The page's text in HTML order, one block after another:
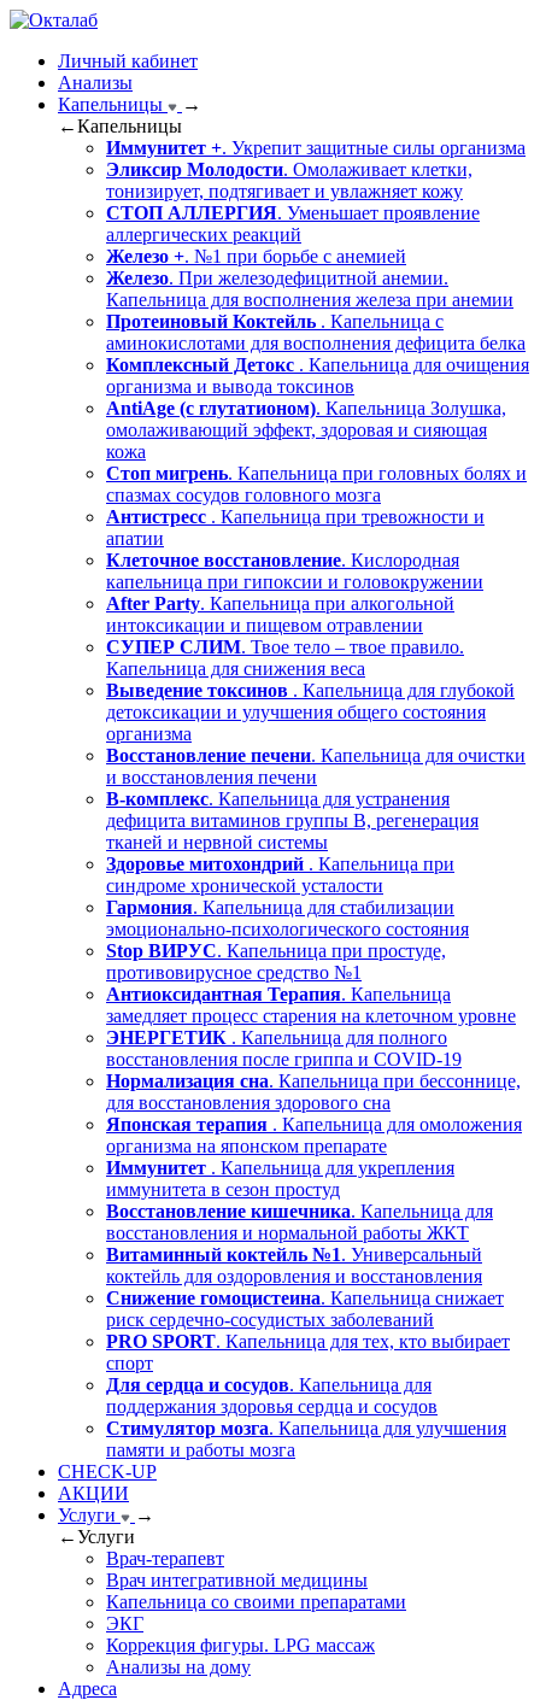
Личный кабинет
Анализы
Капельницы
→
←Капельницы
Иммунитет +. Укрепит защитные силы организма
Эликсир Молодости. Омолаживает клетки,
тонизирует, подтягивает и увлажняет кожу
СТОП АЛЛЕРГИЯ. Уменьшает проявление
аллергических реакций
Железо +. №1 при борьбе с анемией
Железо. При железодефицитной анемии.
Капельница для восполнения железа при анемии
Протеиновый Коктейль . Капельница с
аминокислотами для восполнения дефицита белка
Комплексный Детокс . Капельница для очищения
организма и вывода токсинов
AntiAge (с глутатионом). Капельница Золушка,
омолаживающий эффект, здоровая и сияющая
кожа
Стоп мигрень. Капельница при головных болях и
спазмах сосудов головного мозга
Антистресс . Капельница при тревожности и
апатии
Клеточное восстановление. Кислородная
капельница при гипоксии и головокружении
After Party. Капельница при алкогольной
интоксикации и пищевом отравлении
СУПЕР СЛИМ. Твое тело – твое правило.
Капельница для снижения веса
Выведение токсинов . Капельница для глубокой
детоксикации и улучшения общего состояния
организма
Восстановление печени. Капельница для очистки
и восстановления печени
В-комплекс. Капельница для устранения
дефицита витаминов группы В, регенерация
тканей и нервной системы
Здоровье митохондрий . Капельница при
синдроме хронической усталости
Гармония. Капельница для стабилизации
эмоционально-психологического состояния
Stop ВИРУС. Капельница при простуде,
противовирусное средство №1
Антиоксидантная Терапия. Капельница
замедляет процесс старения на клеточном уровне
ЭНЕРГЕТИК . Капельница для полного
восстановления после гриппа и COVID-19
Нормализация сна. Капельница при бессоннице,
для восстановления здорового сна
Японская терапия . Капельница для омоложения
организма на японском препарате
Иммунитет . Капельница для укрепления
иммунитета в сезон простуд
Восстановление кишечника. Капельница для
восстановления и нормальной работы ЖКТ
Витаминный коктейль №1. Универсальный
коктейль для оздоровления и восстановления
Снижение гомоцистеина. Капельница снижает
риск сердечно-сосудистых заболеваний
PRO SPORT. Капельница для тех, кто выбирает
спорт
Для сердца и сосудов. Капельница для
поддержания здоровья сердца и сосудов
Стимулятор мозга. Капельница для улучшения
памяти и работы мозга
CHECK-UP
АКЦИИ
Услуги
→
←Услуги
Врач-терапевт
Врач интегративной медицины
Капельница со своими препаратами
ЭКГ
Коррекция фигуры. LPG массаж
Анализы на дому
Адреса